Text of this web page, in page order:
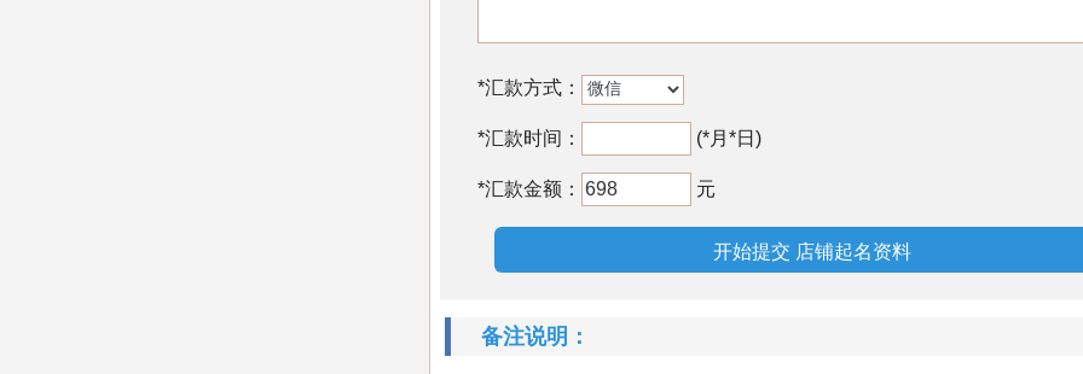
*汇款方式：
*汇款时间： (*月*日)
*汇款金额： 元
备注说明：